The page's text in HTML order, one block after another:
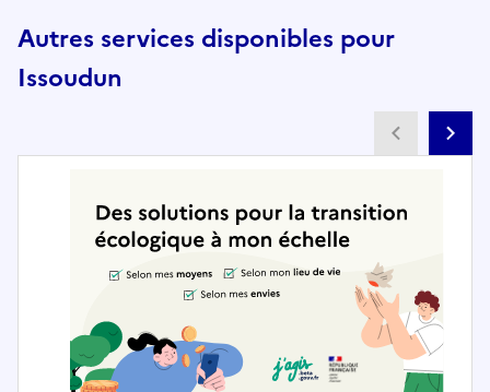
Autres services disponibles pour
Issoudun